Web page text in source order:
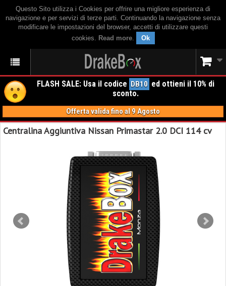
Questo Sito utilizza i Cookies per offrire una migliore esperienza di
navigazione e per servizi di terze parti. Continuando la navigazione senza
modificare le impostazioni del browser, accetti di utilizzare questi
cookies. Read more. Ok
FLASH SALE: Usa il codice DB10 ed ottieni il 10% di
sconto.
Offerta valida fino al 9 Agosto
Centralina Aggiuntiva Nissan Primastar 2.0 DCI 114 cv